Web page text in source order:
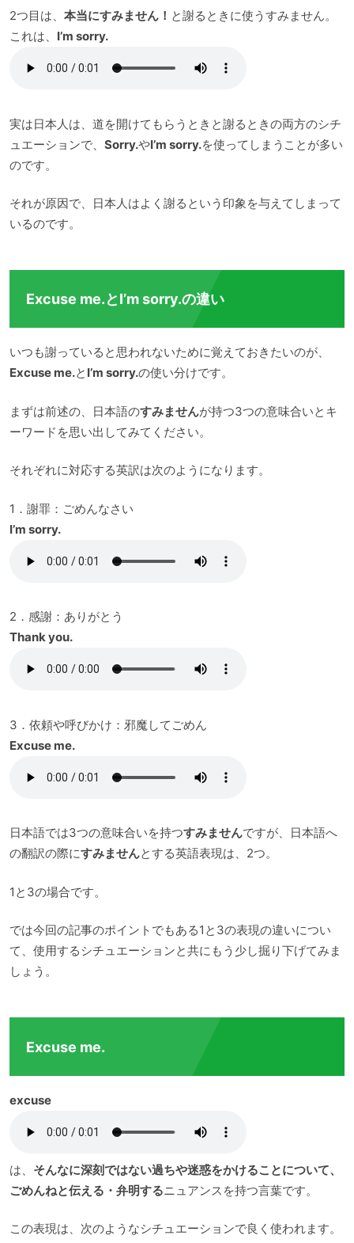
2つ目は、 本当にすみません！ と謝るときに使うすみません。
これは、 I’m sorry.
実は日本人は、道を開けてもらうときと謝るときの両方のシチ
ュエーションで、 Sorry.やI’m sorry.を使ってしまうことが多い
のです。
それが原因で、日本人はよく謝るという印象を与えてしまって
いるのです。
Excuse me.とI’m sorry.の違い
いつも謝っていると思われないために覚えておきたいのが、
Excuse me.と I’m sorry.の使い分けです。
まずは前述の、日本語のすみませんが持つ3つの意味合いとキ
ーワードを思い出してみてください。
それぞれに対応する英訳は次のようになります。
1．謝罪：ごめんなさい
I’m sorry.
2．感謝：ありがとう
Thank you.
3．依頼や呼びかけ：邪魔してごめん
Excuse me.
日本語では3つの意味合いを持つすみませんですが、日本語へ
の翻訳の際にすみませんとする英語表現は、2つ。
1と3の場合です。
では今回の記事のポイントでもある1と3の表現の違いについ
て、使用するシチュエーションと共にもう少し掘り下げてみま
しょう。
Excuse me.
excuse
は、 そんなに深刻ではない過ちや迷惑をかけることについて、
ごめんねと伝える・弁明するニュアンスを持つ言葉です。
この表現は、次のようなシチュエーションで良く使われます。